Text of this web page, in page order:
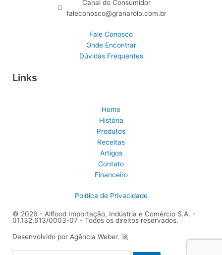
Canal do Consumidor
faleconosco@granarolo.com.br
Fale Conosco
Onde Encontrar
Dúvidas Frequentes
Links
Home
História
Produtos
Receitas
Artigos
Contato
Financeiro
Política de Privacidade
© 2026 - Allfood Importação, Indústria e Comércio S.A. -
01.132.613/0003-07 - Todos os direitos reservados.
Desenvolvido por Agência Weber. 🚀